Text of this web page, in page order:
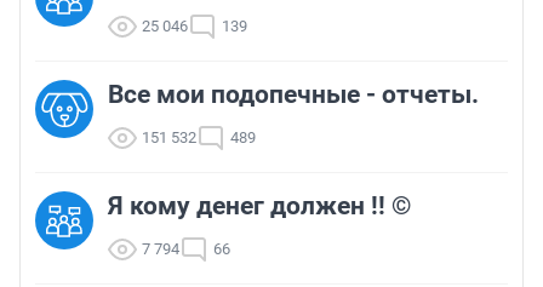
25 046 139
Все мои подопечные - отчеты.
151 532 489
Я кому денег должен !! ©
7 794 66